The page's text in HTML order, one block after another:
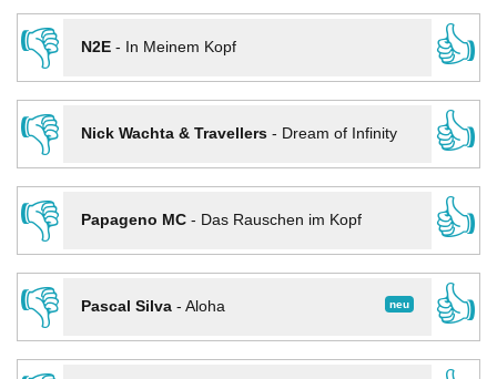
👎
N2E- In Meinem Kopf
👍
👎
Nick Wachta & Travellers- Dream of Infinity
👍
👎
Papageno MC- Das Rauschen im Kopf
👍
👎
neu
Pascal Silva- Aloha
👍